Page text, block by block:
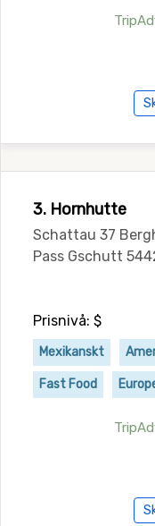
3. Hornhutte
Schattau 37
Pass Gschutt
Prisnivå: $
Mexikanskt
Fast Food